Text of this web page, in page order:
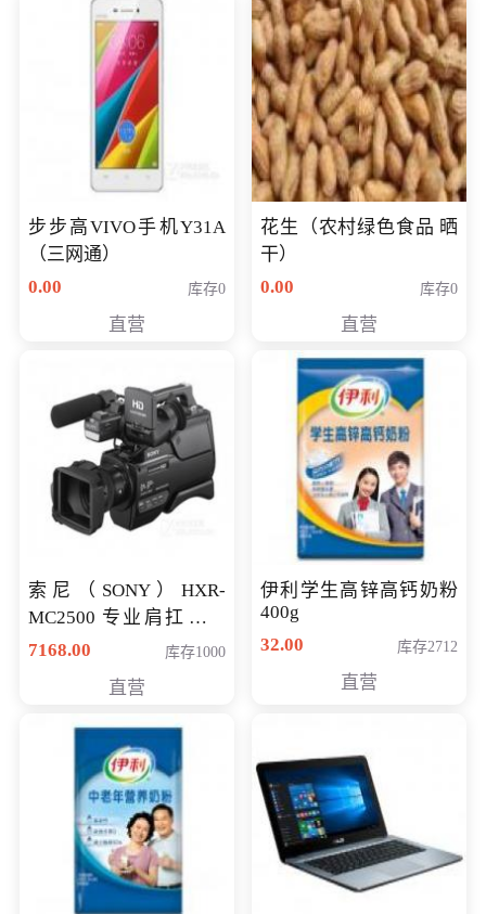
步步高VIVO手机Y31A
（三网通）
0.00
库存0
直营
花生（农村绿色食品 晒
干）
0.00
库存0
直营
索尼（SONY）HXR-
MC2500 专业肩扛式存
储卡全高清摄录一体机
清入门级摄像机
7168.00 库存1000
直营
伊利学生高锌高钙奶粉
400g
32.00
库存2712
直营